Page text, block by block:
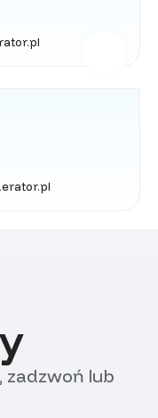
zadzwoń lub